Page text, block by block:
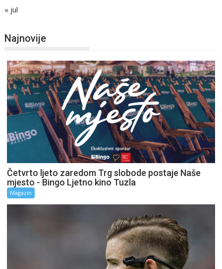
« jul
Najnovije
Četvrto ljeto zaredom Trg slobode postaje Naše
mjesto - Bingo Ljetno kino Tuzla
Magazin